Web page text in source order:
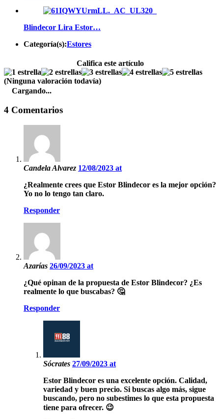
Blindecor Lira Estor…
Categoría(s):Estores
Califica este artículo
(Ninguna valoración todavía)
Cargando...
4 Comentarios
Candela Alvarez 12/08/2023 at
¿Realmente crees que Estor Blindecor es la mejor opción?
Yo no lo tengo tan claro.
Responder
Azarías 26/09/2023 at
¿Qué opinan de la propuesta de Estor Blindecor? ¿Es
realmente lo que buscabas? 🤔
Responder
Sócrates 27/09/2023 at
Estor Blindecor es una excelente opción. Calidad,
variedad y buen precio. Si buscas algo más, sigue
buscando, pero no subestimes lo que esta propuesta
tiene para ofrecer. 😉